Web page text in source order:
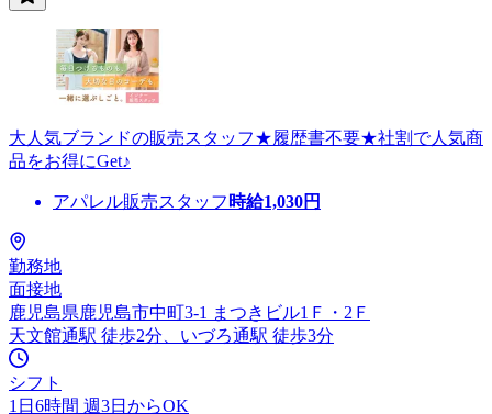
大人気ブランドの販売スタッフ★履歴書不要★社割で人気商
品をお得にGet♪
アパレル販売スタッフ 時給1,030円
勤務地
面接地
鹿児島県鹿児島市中町3-1 まつきビル1Ｆ・2Ｆ
天文館通駅 徒歩2分、いづろ通駅 徒歩3分
シフト
1日6時間 週3日からOK